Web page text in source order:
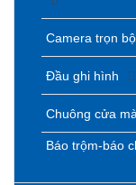
Camera trọn
Đầu ghi hình
Chuông cửa
Báo trộm-báo